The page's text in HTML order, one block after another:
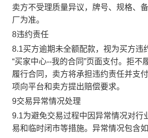
卖方不受理质量异议，牌号、规格、
厂为准。
8违约责任
8.1买方逾期未全额配款，视为买方
“买家中心--我的合同”页面支付。拒
履行合同，卖方将承担违约责任并支
项向平台和卖方提出赔偿要求。
9交易异常情况处理
9.1为避免交易过程中因异常情况对
易和临时闭市等措施。异常情况包含如